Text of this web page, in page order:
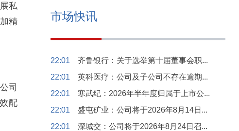
私
精
司
配
市场快讯
22:01
齐鲁银行：关于选举第十届董事会职...
22:01
英科医疗：公司及子公司不存在逾期...
22:01
寒武纪：2026年半年度归属于上市公...
22:01
盛屯矿业：公司将于2026年8月14日...
22:01
深城交：公司将于2026年8月24日召...